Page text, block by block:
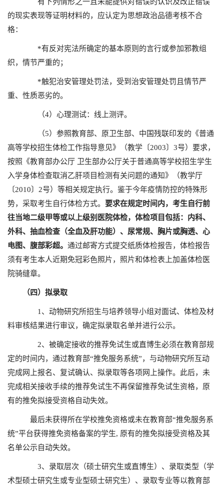
的现实表现等证明材料的，应认定为思想政治品德考核不合
格：
*有反对宪法所确定的基本原则的言行或参加邪教组
织，情节严重的；
*触犯治安管理处罚法，受到治安管理处罚且情节严
重、性质恶劣的。
（4）心理测试：线上测评。
（5）参照教育部、原卫生部、中国残联印发的《普通
高等学校招生体检工作指导意见》（教学〔2003〕3号）要求，
按照《教育部办公厅 卫生部办公厅关于普通高等学校招生学生
入学身体检查取消乙肝项目检测有关问题的通知》（教学厅
〔2010〕2号）等相关规定执行。鉴于今年疫情防控的特殊形
势，采取考生自行体检方式。 要求在规定时间内，考生自行前
往当地二级甲等或以上级别医院体检，体检项目包括：内科、
外科、抽血检查（全血及肝功能）、尿常规、胸片或胸透、心
电图、腹部彩超。 通过邮寄方式提交纸质体检报告，体检报告
须有考生本人近期免冠彩色照片，照片和体检表上加盖体检医
院骑缝章。
（四）拟录取
1、动物研究所招生与培养领导小组对面试、体检及材
料审核结果进行审议，确定拟录取名单并进行公示。
2、被确定接收的推荐免试生或直博生必须在教育部规
定的时间内，通过教育部“推免服务系统”，与动物研究所互动
完成网上报名、复试确认、拟录取等各项网上操作。此后，未
完成相关接收手续的推荐免试生不再保留推荐免试生资格，原
有的推免拟接受资格自动失效。
最后未获得所在学校推免资格或未在教育部“推免服务系
统”平台获得推免资格备案的学生, 原有的推免拟接受资格及其
名单公示自动失效。
3、录取层次（硕士研究生或直博生）、录取类型（学
术型硕士研究生或专业型硕士研究生）、录取专业等以教育部